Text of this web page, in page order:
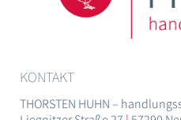
KONTAKT
THORSTEN HUHN –